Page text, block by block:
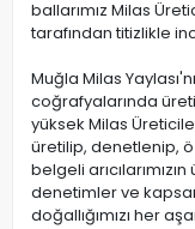
ballarımız Milas
tarafından titizlikle
Muğla Milas
coğrafyalarında
yüksek Milas
üretilip, denetlenip,
belgeli
denetimler ve
doğallığımızı her